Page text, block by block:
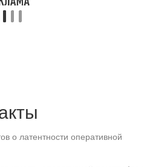
о латентности оперативной